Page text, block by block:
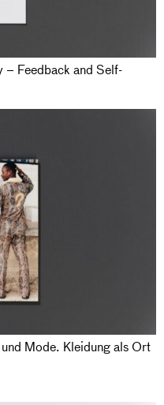
– Feedback and Self-
Mode. Kleidung als Ort